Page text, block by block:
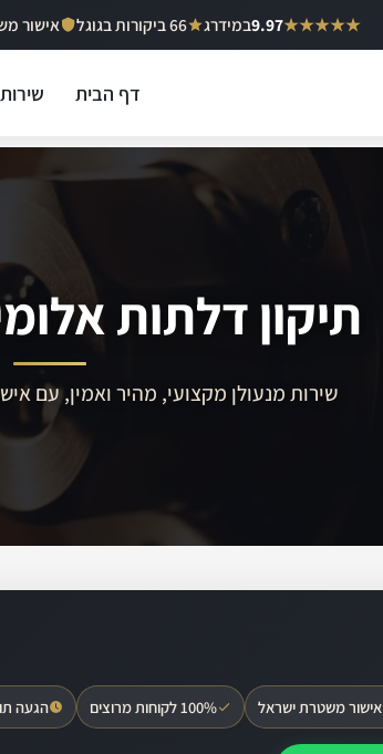
★★★★★
9.97במידרג 66 ביקורות בגוגל אישור
דף הבית
תיקון דלתות
שירות מנעולן מקצועי, מהיר ואמין, עם אישור
אישור משטרת ישראל 100% לקוחות מרוצים הגעה תוך 20 עד 40